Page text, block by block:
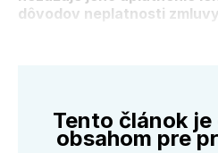
dôvodov neplatnosti
Tento článok
obsahom pre